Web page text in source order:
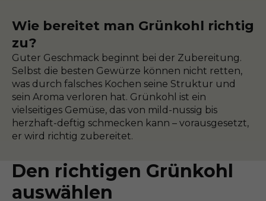
Wie bereitet man Grünkohl richtig
zu?
Guter Geschmack beginnt bei der Zubereitung.
Selbst die besten Gewürze können nicht retten,
was durch falsches Kochen seine Struktur und
sein Aroma verloren hat. Grünkohl ist ein
vielseitiges Gemüse, das von mild-nussig bis
herzhaft-deftig schmecken kann – vorausgesetzt,
er wird richtig zubereitet.
Den richtigen Grünkohl
auswählen